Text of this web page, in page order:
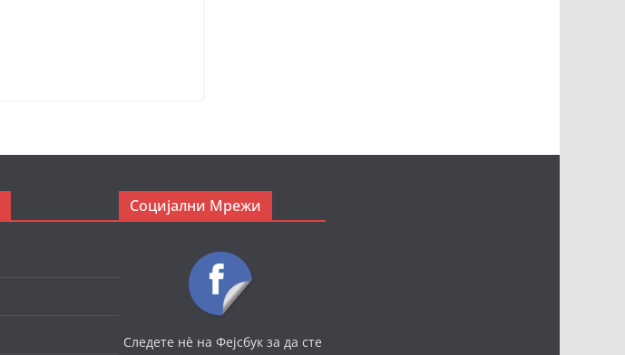
Социјални Мрежи
Следете нè на Фејсбук за да сте